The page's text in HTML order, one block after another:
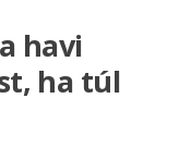
havi
ha túl